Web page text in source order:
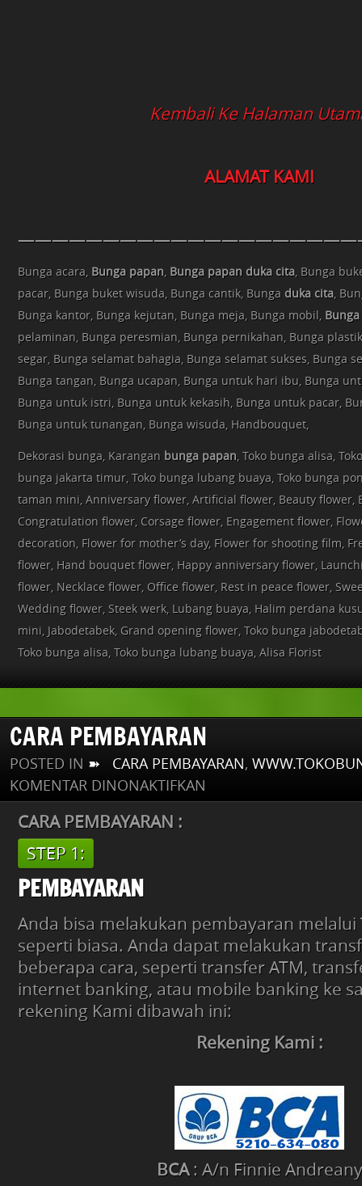
Kembali Ke Halaman
ALAMAT KAMI
Bunga acara, Bunga papan, Bunga papan duka cita, Bunga
pacar, Bunga buket wisuda, Bunga cantik, Bunga duka cita,
Bunga kantor, Bunga kejutan, Bunga meja, Bunga mobil,
pelaminan, Bunga peresmian, Bunga pernikahan, Bunga
segar, Bunga selamat bahagia, Bunga selamat sukses, Bunga
Bunga tangan, Bunga ucapan, Bunga untuk hari ibu, Bunga
Bunga untuk istri, Bunga untuk kekasih, Bunga untuk pacar,
Bunga untuk tunangan, Bunga wisuda, Handbouquet,
Dekorasi bunga, Karangan bunga papan, Toko bunga alisa,
bunga jakarta timur, Toko bunga lubang buaya, Toko bunga
taman mini, Anniversary flower, Artificial flower, Beauty flower,
Congratulation flower, Corsage flower, Engagement flower,
decoration, Flower for mother’s day, Flower for shooting film,
flower, Hand bouquet flower, Happy anniversary flower,
flower, Necklace flower, Office flower, Rest in peace flower,
Wedding flower, Steek werk, Lubang buaya, Halim perdana
mini, Jabodetabek, Grand opening flower, Toko bunga
Toko bunga alisa, Toko bunga lubang buaya, Alisa Florist
CARA PEMBAYARAN
POSTED IN ➽ CARA PEMBAYARAN,
KOMENTAR DINONAKTIFKAN
CARA PEMBAYARAN :
STEP 1:
PEMBAYARAN
Anda bisa melakukan pembayaran melalui
seperti biasa. Anda dapat melakukan
beberapa cara, seperti transfer ATM,
internet banking, atau mobile banking ke
rekening Kami dibawah ini:
Rekening Kami :
BCA: A/n Finnie Andreany